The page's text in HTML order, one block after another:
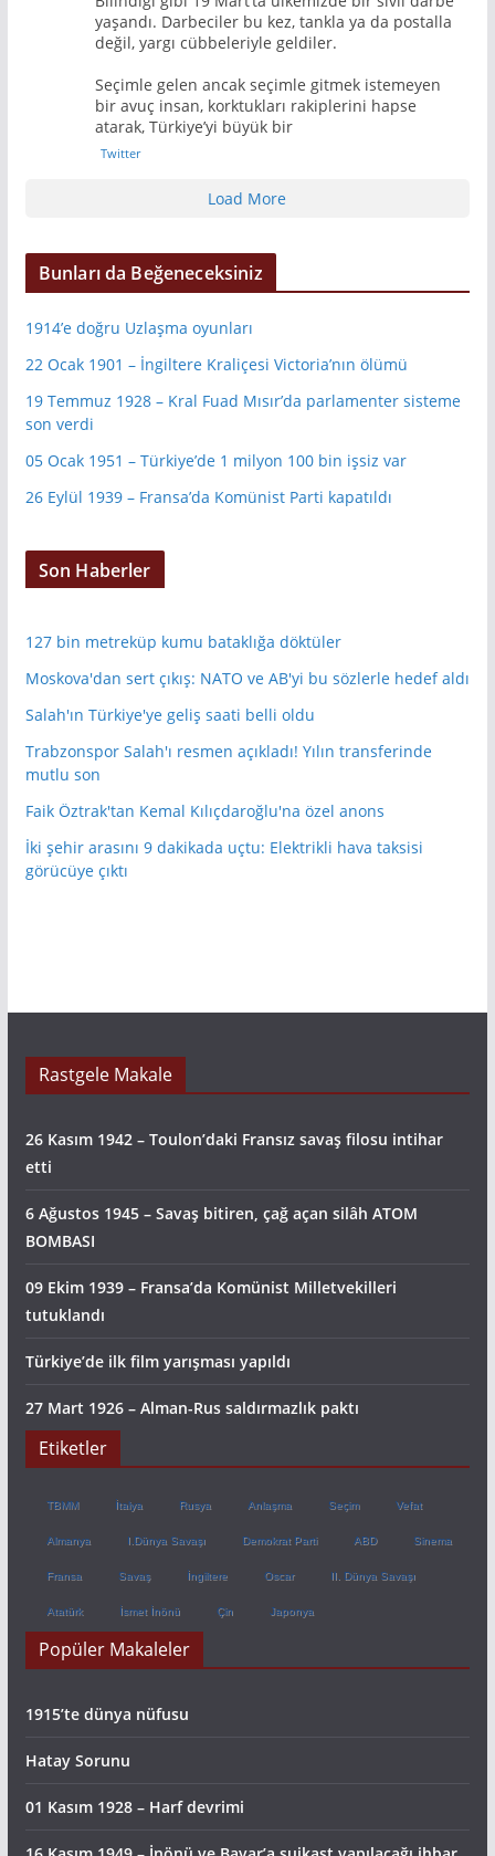
yaşandı. Darbeciler bu kez, tankla ya da postalla
değil, yargı cübbeleriyle geldiler.
Seçimle gelen ancak seçimle gitmek istemeyen
bir avuç insan, korktukları rakiplerini hapse
atarak, Türkiye’yi büyük bir
Twitter
Load More
Bunları da Beğeneceksiniz
1914’e doğru Uzlaşma oyunları
22 Ocak 1901 – İngiltere Kraliçesi Victoria’nın ölümü
19 Temmuz 1928 – Kral Fuad Mısır’da parlamenter sisteme
son verdi
05 Ocak 1951 – Türkiye’de 1 milyon 100 bin işsiz var
26 Eylül 1939 – Fransa’da Komünist Parti kapatıldı
Son Haberler
127 bin metreküp kumu bataklığa döktüler
Moskova'dan sert çıkış: NATO ve AB'yi bu sözlerle hedef aldı
Salah'ın Türkiye'ye geliş saati belli oldu
Trabzonspor Salah'ı resmen açıkladı! Yılın transferinde
mutlu son
Faik Öztrak'tan Kemal Kılıçdaroğlu'na özel anons
İki şehir arasını 9 dakikada uçtu: Elektrikli hava taksisi
görücüye çıktı
Rastgele Makale
26 Kasım 1942 – Toulon’daki Fransız savaş filosu intihar
etti
6 Ağustos 1945 – Savaş bitiren, çağ açan silâh ATOM
BOMBASI
09 Ekim 1939 – Fransa’da Komünist Milletvekilleri
tutuklandı
Türkiye’de ilk film yarışması yapıldı
27 Mart 1926 – Alman-Rus saldırmazlık paktı
Etiketler
TBMM İtalya Rusya Anlaşma Seçim Vefat
Almanya I.Dünya Savaşı Demokrat Parti ABD Sinema
Fransa Savaş İngiltere Oscar II. Dünya Savaşı
Atatürk İsmet İnönü Çin Japonya
Popüler Makaleler
1915’te dünya nüfusu
Hatay Sorunu
01 Kasım 1928 – Harf devrimi